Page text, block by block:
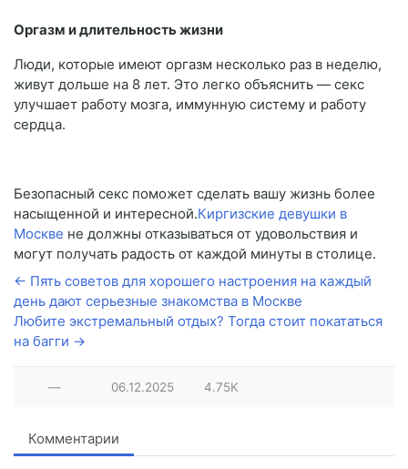
Оргазм и длительность жизни
Люди, которые имеют оргазм несколько раз в неделю,
живут дольше на 8 лет. Это легко объяснить — секс
улучшает работу мозга, иммунную систему и работу
сердца.
Безопасный секс поможет сделать вашу жизнь более
насыщенной и интересной.Киргизские девушки в
Москве не должны отказываться от удовольствия и
могут получать радость от каждой минуты в столице.
← Пять советов для хорошего настроения на каждый
день дают серьезные знакомства в Москве
Любите экстремальный отдых? Тогда стоит покататься
на багги →
— 06.12.2025 4.75K
Комментарии